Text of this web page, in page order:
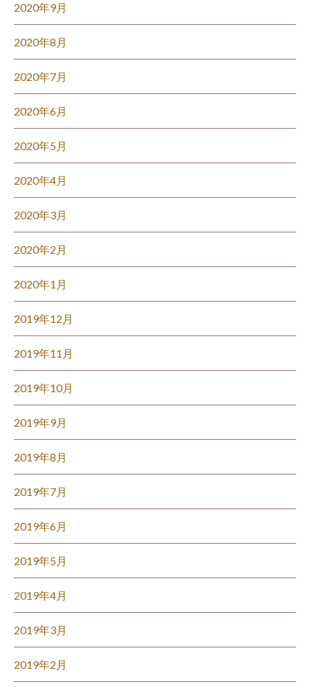
2020年9月
2020年8月
2020年7月
2020年6月
2020年5月
2020年4月
2020年3月
2020年2月
2020年1月
2019年12月
2019年11月
2019年10月
2019年9月
2019年8月
2019年7月
2019年6月
2019年5月
2019年4月
2019年3月
2019年2月